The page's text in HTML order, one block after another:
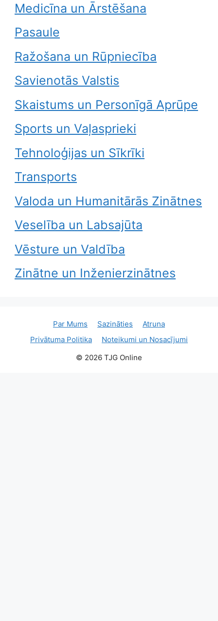
Medicīna un Ārstēšana
Pasaule
Ražošana un Rūpniecība
Savienotās Valstis
Skaistums un Personīgā Aprūpe
Sports un Vaļasprieki
Tehnoloģijas un Sīkrīki
Transports
Valoda un Humanitārās Zinātnes
Veselība un Labsajūta
Vēsture un Valdība
Zinātne un Inženierzinātnes
Par Mums Sazināties
Atruna
Privātuma Politika
Noteikumi un Nosacījumi
© 2026 TJG Online